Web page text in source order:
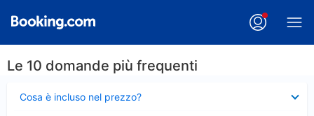
Le 10 domande più frequenti
Cosa è incluso nel prezzo?
chiuso